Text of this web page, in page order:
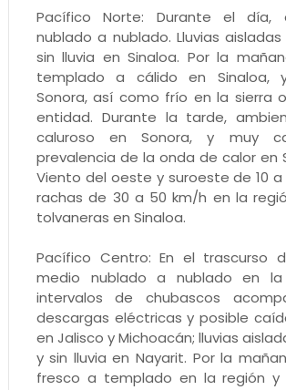
Pacífico Norte: Durante el día,
nublado a nublado. Lluvias
sin lluvia en Sinaloa. Por la
templado a cálido en Sinaloa,
Sonora, así como frío en la sierra
entidad. Durante la tarde,
caluroso en Sonora, y muy
prevalencia de la onda de calor en
Viento del oeste y suroeste de 10
rachas de 30 a 50 km/h en la
tolvaneras en Sinaloa.
Pacífico Centro: En el trascurso
medio nublado a nublado en
intervalos de chubascos
descargas eléctricas y posible
en Jalisco y Michoacán; lluvias
y sin lluvia en Nayarit. Por la
fresco a templado en la región y